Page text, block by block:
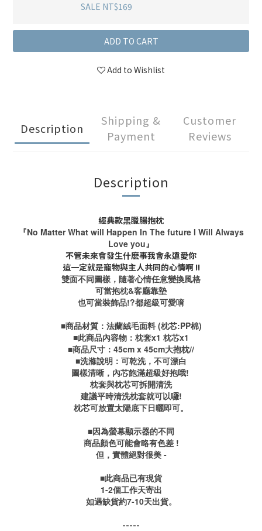
SALE NT$169
ADD TO CART
Add to Wishlist
Description
Shipping &
Payment
Customer
Reviews
Description
經典款黑臘腸抱枕
『No Matter What will Happen In The future I Will Always
Love you』
不管未來會發生什麽事我會永遠愛你
這一定就是寵物與主人共同的心情啊 !!
雙面不同圖樣，隨著心情任意變換風格
可當抱枕&客廳靠墊
也可當裝飾品!?都超級可愛唷
■商品材質：法蘭絨毛面料 (枕芯:PP棉)
■此商品內容物：枕套x1 枕芯x1
■商品尺寸：45cm x 45cm大抱枕//
■洗滌說明：可乾洗，不可漂白
圖樣清晰，內芯飽滿超級好抱哦!
枕套與枕芯可拆開清洗
建議平時清洗枕套就可以囉!
枕芯可放置太陽底下日曬即可。
■因為螢幕顯示器的不同
商品顏色可能會略有色差 !
但，實體絕對很美 -
■此商品已有現貨
1-2個工作天寄出
如遇缺貨約7-10天出貨。
-----